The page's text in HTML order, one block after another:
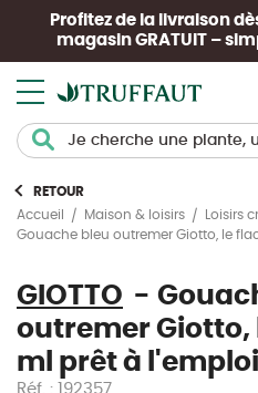
Profitez de la livraison
magasin GRATUIT –
RETOUR
Accueil
Maison & loisirs Loisirs
Gouache bleu outremer Giotto, le
GIOTTO
outremer Giotto,
ml prêt à l'emploi
Réf. : 192357